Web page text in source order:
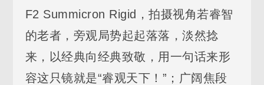
F2 Summicron Rigid，拍摄视角若睿智
的老者，旁观局势起起落落，淡然捻
来，以经典向经典致敬，用一句话来形
容这只镜就是“睿观天下！”；广阔焦段